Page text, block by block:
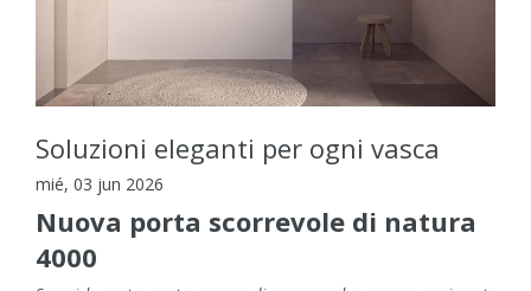
Soluzioni eleganti per ogni vasca
mié, 03 jun 2026
Nuova porta scorrevole di natura
4000